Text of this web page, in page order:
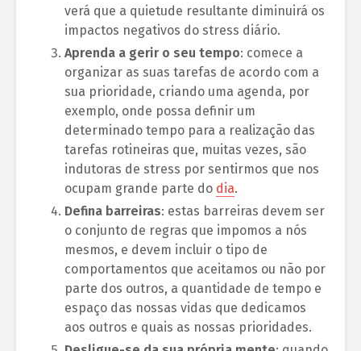
verá que a quietude resultante diminuirá os
impactos negativos do stress diário.
Aprenda a gerir o seu tempo: comece a
organizar as suas tarefas de acordo com a
sua prioridade, criando uma agenda, por
exemplo, onde possa definir um
determinado tempo para a realização das
tarefas rotineiras que, muitas vezes, são
indutoras de stress por sentirmos que nos
ocupam grande parte do dia.
Defina barreiras: estas barreiras devem ser
o conjunto de regras que impomos a nós
mesmos, e devem incluir o tipo de
comportamentos que aceitamos ou não por
parte dos outros, a quantidade de tempo e
espaço das nossas vidas que dedicamos
aos outros e quais as nossas prioridades.